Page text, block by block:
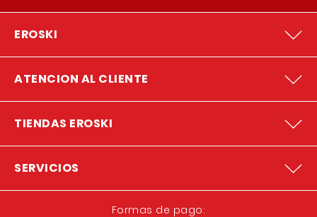
EROSKI
ATENCION AL CLIENTE
TIENDAS EROSKI
SERVICIOS
Formas de pago: